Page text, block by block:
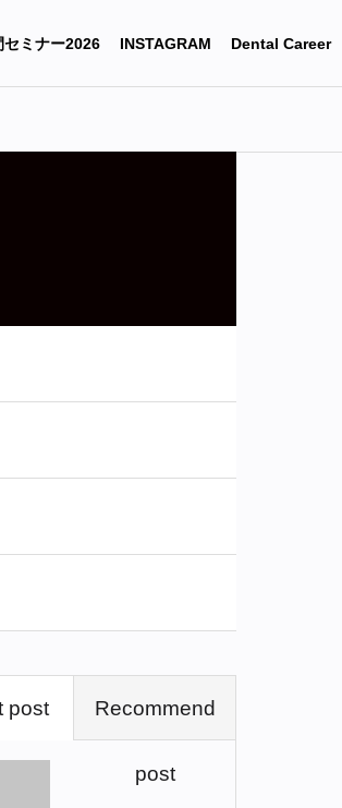
セミナー2026 INSTAGRAM Dental Career
post Recommend
post